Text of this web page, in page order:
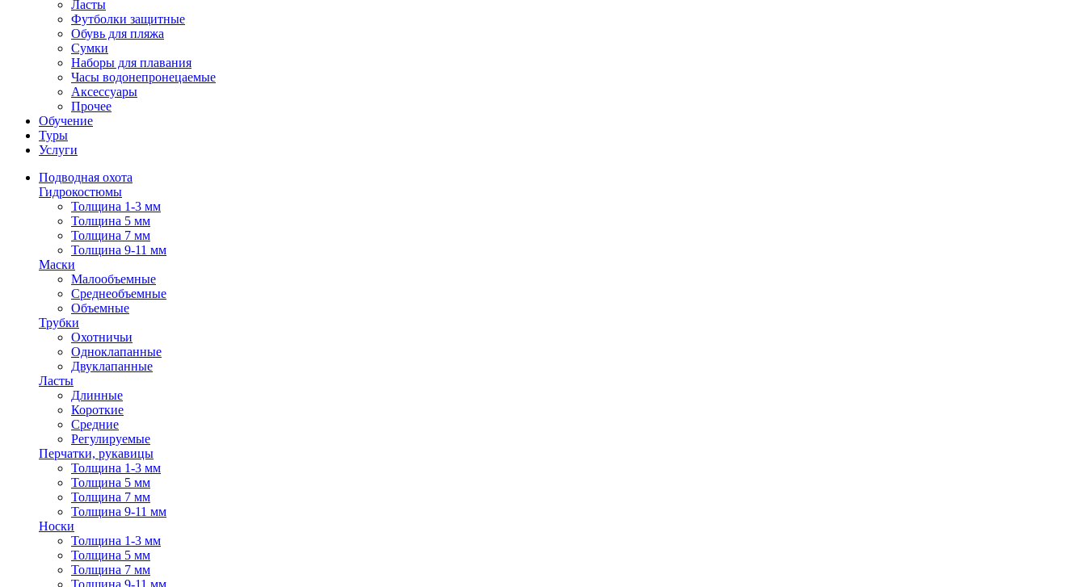
Ласты
Футболки защитные
Обувь для пляжа
Сумки
Наборы для плавания
Часы водонепронецаемые
Аксессуары
Прочее
Обучение
Туры
Услуги
Подводная охота
Гидрокостюмы
Толщина 1-3 мм
Толщина 5 мм
Толщина 7 мм
Толщина 9-11 мм
Маски
Малообъемные
Среднеобъемные
Объемные
Трубки
Охотничьи
Одноклапанные
Двуклапанные
Ласты
Длинные
Короткие
Средние
Регулируемые
Перчатки, рукавицы
Толщина 1-3 мм
Толщина 5 мм
Толщина 7 мм
Толщина 9-11 мм
Носки
Толщина 1-3 мм
Толщина 5 мм
Толщина 7 мм
Толщина 9-11 мм